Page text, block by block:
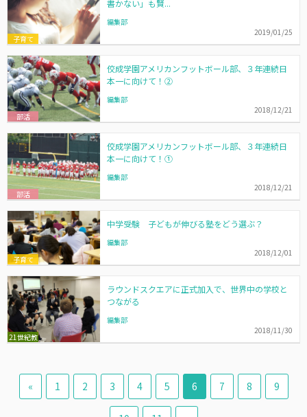
子育て
書かない」も賢...
編集部
2019/01/25
部活
佼成学園アメリカンフットボール部、３年連続日
本一に向けて！②
編集部
2018/12/21
部活
佼成学園アメリカンフットボール部、３年連続日
本一に向けて！①
編集部
2018/12/21
子育て
中学受験 子どもが伸びる塾をどう選ぶ？
編集部
2018/12/01
21世紀教
ラウンドスクエアに正式加入で、世界中の学校と
つながる
編集部
2018/11/30
« 1 2 3 4 5 6 7 8 9